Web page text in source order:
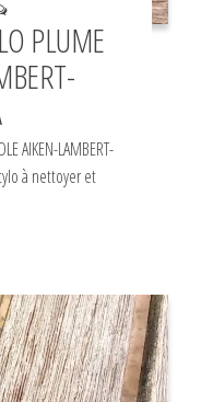
PLUME
AIKEN-LAMBERT-
à nettoyer et